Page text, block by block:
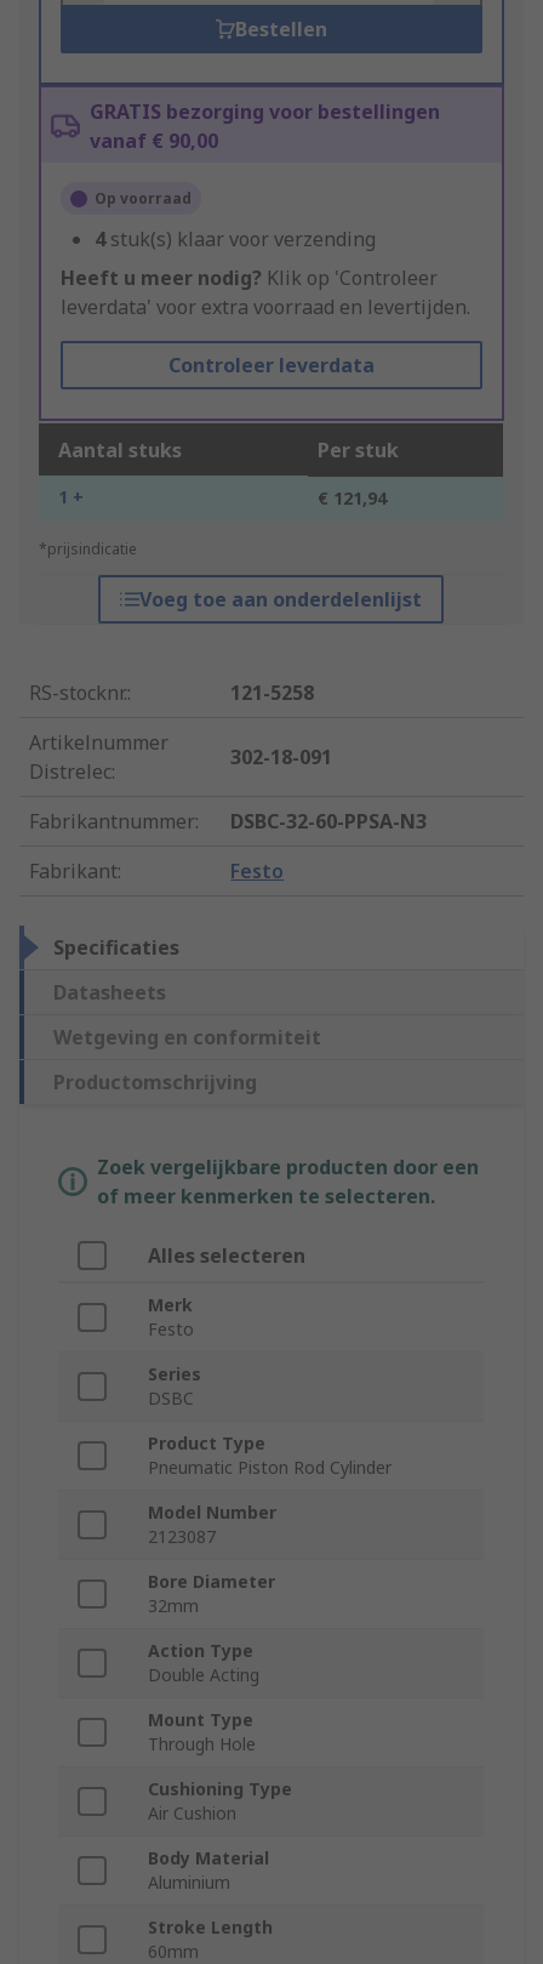
Bestellen
GRATIS bezorging voor bestellingen
vanaf € 90,00
Op voorraad
4stuk(s) klaar voor verzending
Heeft u meer nodig? Klik op 'Controleer
leverdata' voor extra voorraad en levertijden.
Controleer leverdata
Aantal stuks Per stuk
1 + € 121,94
*prijsindicatie
Voeg toe aan onderdelenlijst
RS-stocknr.:
121-5258
Artikelnummer
Distrelec:
302-18-091
Fabrikantnummer:
DSBC-32-60-PPSA-N3
Fabrikant: Festo
Specificaties
Datasheets
Wetgeving en conformiteit
Productomschrijving
Zoek vergelijkbare producten door een
of meer kenmerken te selecteren.
Alles selecteren
Merk
Festo
Series
DSBC
Product Type
Pneumatic Piston Rod Cylinder
Model Number
2123087
Bore Diameter
32mm
Action Type
Double Acting
Mount Type
Through Hole
Cushioning Type
Air Cushion
Body Material
Aluminium
Stroke Length
60mm